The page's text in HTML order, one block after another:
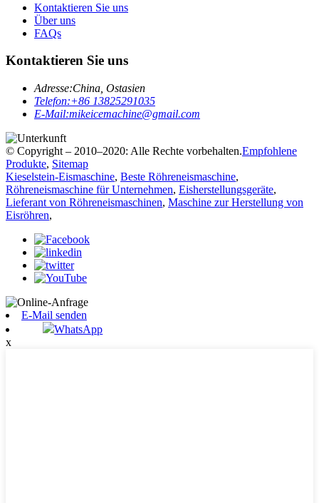
Kontaktieren Sie uns
Über uns
FAQs
Kontaktieren Sie uns
Adresse:China, Ostasien
Telefon:+86 13825291035
E-Mail:mikeicemachine@gmail.com
© Copyright – 2010–2020: Alle Rechte vorbehalten.Empfohlene
Produkte, Sitemap
Kieselstein-Eismaschine, Beste Röhreneismaschine,
Röhreneismaschine für Unternehmen, Eisherstellungsgeräte,
Lieferant von Röhreneismaschinen, Maschine zur Herstellung von
Eisröhren,
E-Mail senden
WhatsApp
x